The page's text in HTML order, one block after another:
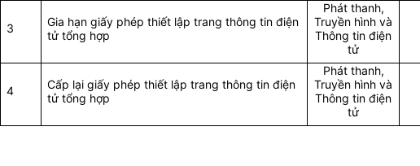
3
Gia hạn giấy phép thiết lập trang thông tin điện
tử tổng hợp
Phát thanh,
Truyền hình và
Thông tin điện
tử
4
Cấp lại giấy phép thiết lập trang thông tin điện
tử tổng hợp
Phát thanh,
Truyền hình và
Thông tin điện
tử